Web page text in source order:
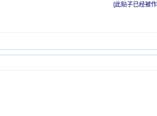
[此贴子已经被